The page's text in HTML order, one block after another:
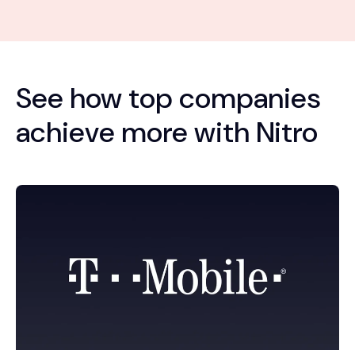
See how top companies
achieve more with Nitro